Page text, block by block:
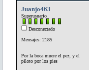
Juanjo463
Superusuario
Desconectado
Mensajes: 2185
Por la boca muere el pez, y el
piloto por los pies